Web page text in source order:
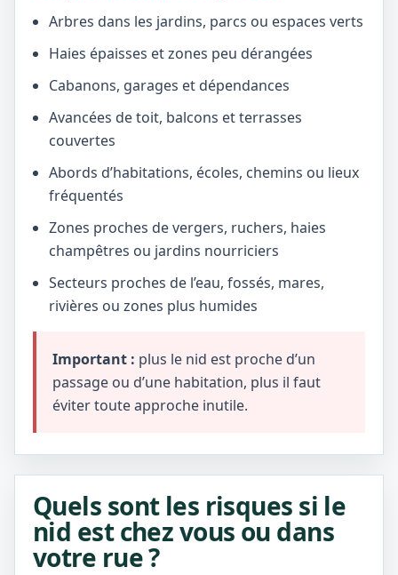
Arbres dans les jardins, parcs ou espaces verts
Haies épaisses et zones peu dérangées
Cabanons, garages et dépendances
Avancées de toit, balcons et terrasses
couvertes
Abords d’habitations, écoles, chemins ou lieux
fréquentés
Zones proches de vergers, ruchers, haies
champêtres ou jardins nourriciers
Secteurs proches de l’eau, fossés, mares,
rivières ou zones plus humides
Important : plus le nid est proche d’un
passage ou d’une habitation, plus il faut
éviter toute approche inutile.
Quels sont les risques si le
nid est chez vous ou dans
votre rue ?